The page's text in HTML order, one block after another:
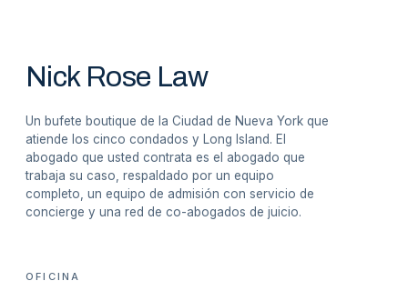
Nick Rose Law
Un bufete boutique de la Ciudad de Nueva York que
atiende los cinco condados y Long Island. El
abogado que usted contrata es el abogado que
trabaja su caso, respaldado por un equipo
completo, un equipo de admisión con servicio de
concierge y una red de co-abogados de juicio.
OFICINA